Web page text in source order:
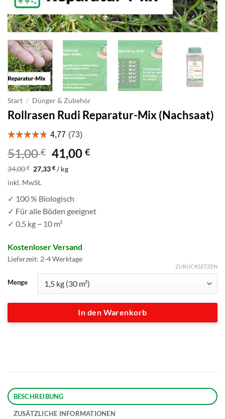
Start / Dünger & Zubehör
Rollrasen Rudi Reparatur-Mix (Nachsaat)
51,00€ Ursprünglicher
Preis
war:
41,00€Aktueller
34,00€ 27,33€ /kg
inkl. MwSt.
✓ 100 % Biologisch
✓ Für alle Böden geeignet
✓ 0,5 kg ~ 10 m²
Kostenloser Versand
Lieferzeit: 2-4 Werktage
Menge
ZURÜCKSETZEN
In den Warenkorb
BESCHREIBUNG
ZUSÄTZLICHE INFORMATIONEN